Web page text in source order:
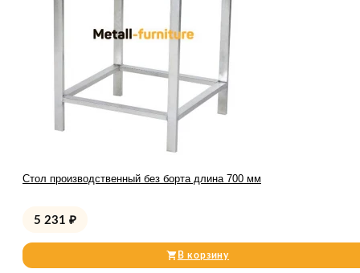
Стол производственный без борта длина 700 мм
5 231 ₽
В корзину